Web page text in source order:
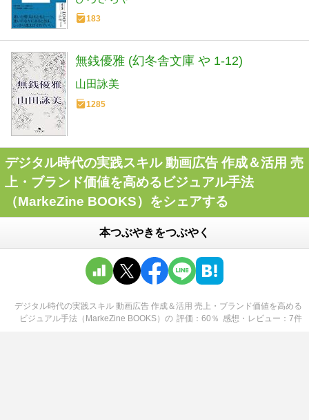
183
無銭優雅 (幻冬舎文庫 や 1-12)
山田詠美
1285
デジタル時代の実践スキル 動画広告 作成＆活用 売
上・ブランド価値を高めるビジュアル手法
（MarkeZine BOOKS）をシェアする
本つぶやきをつぶやく
デジタル時代の実践スキル 動画広告 作成＆活用 売上・ブランド価値を高める
ビジュアル手法（MarkeZine BOOKS） の 評価 60 ％ 感想・レビュー 7件